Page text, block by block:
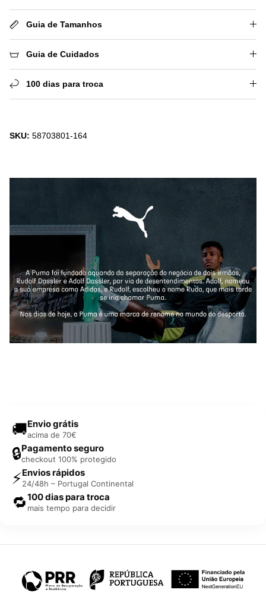
Guia de Tamanhos
Guia de Cuidados
100 dias para troca
SKU: 58703801-164
🚚Envio grátis
acima de 70€
🔒Pagamento seguro
checkout 100% protegido
⚡Envios rápidos
24/48h – Portugal Continental
🔁100 dias para troca
mais tempo para decidir